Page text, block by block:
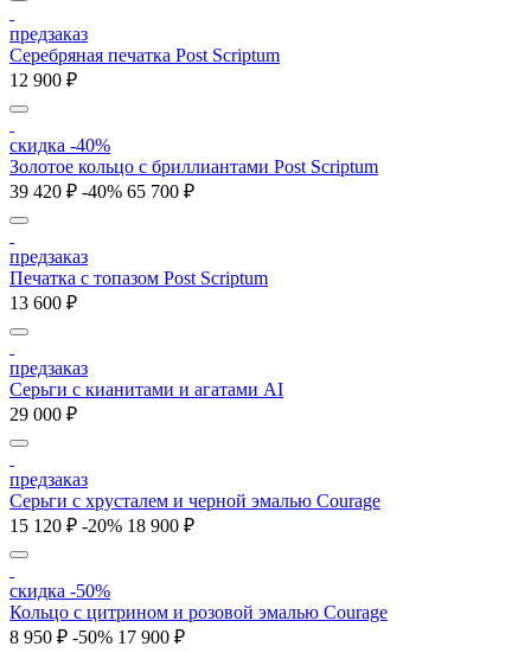
предзаказ
Серебряная печатка Post Scriptum
12 900 ₽
скидка -40%
Золотое кольцо с бриллиантами Post Scriptum
39 420 ₽ -40% 65 700 ₽
предзаказ
Печатка с топазом Post Scriptum
13 600 ₽
предзаказ
Серьги с кианитами и агатами AI
29 000 ₽
предзаказ
Серьги с хрусталем и черной эмалью Courage
15 120 ₽ -20% 18 900 ₽
скидка -50%
Кольцо с цитрином и розовой эмалью Courage
8 950 ₽ -50% 17 900 ₽